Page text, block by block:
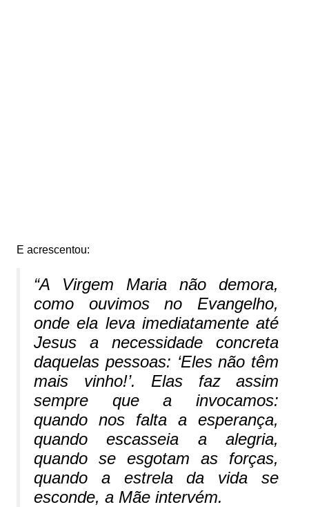
E acrescentou:
“A Virgem Maria não demora,
como ouvimos no Evangelho,
onde ela leva imediatamente até
Jesus a necessidade concreta
daquelas pessoas: ‘Eles não têm
mais vinho!’. Elas faz assim
sempre que a invocamos:
quando nos falta a esperança,
quando escasseia a alegria,
quando se esgotam as forças,
quando a estrela da vida se
esconde, a Mãe intervém.